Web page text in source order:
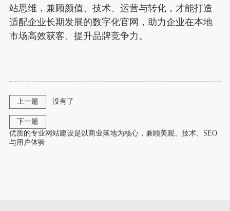
站思维，兼顾颜值、技术、运营与转化，才能打造
适配企业长期发展的数字化官网，助力企业在本地
市场高效获客、提升品牌竞争力。
上一篇 没有了
下一篇
优质的专业网站建设是以商业落地为核心，兼顾美观、技术、SEO
与用户体验